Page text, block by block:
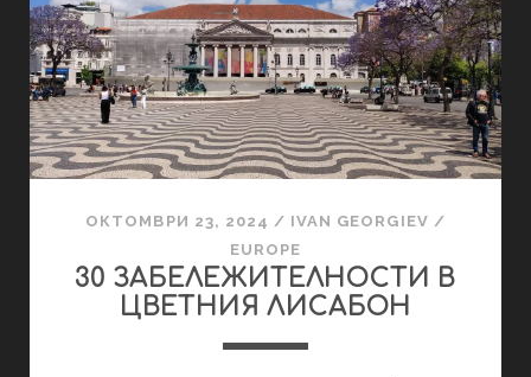
ОКТОМВРИ 23, 2024 / IVAN GEORGIEV /
EUROPE
30 ЗАБЕЛЕЖИТЕЛНОСТИ В
ЦВЕТНИЯ ЛИСАБОН